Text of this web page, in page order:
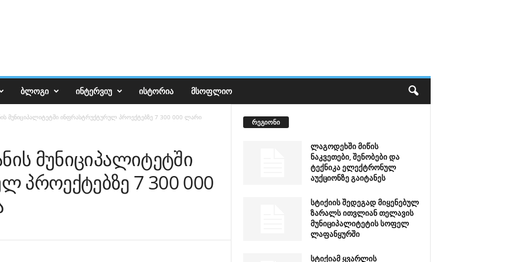
ᲑᲚᲝᲒᲘ ᲘᲜᲢᲔᲠᲕᲘᲣ ᲘᲡᲢᲝᲠᲘᲐ ᲛᲡᲝᲤᲚᲘᲝ
მუნიციპალიტეტში ინფრასტრუქტურულ პროექტებზე 7 300 000 ლარი
მუნიციპალიტეტში
პროექტებზე 7 300 000
რეგიონი
ლაგოდეხში მიწის
ნაკვეთები, შენობები და
ტექნიკა ელექტრონულ
აუქციონზე გაიტანეს
სტიქიის შედეგად მიყენებულ
ზარალს ითვლიან თელავის
მუნიციპალიტეტის სოფელ
ლაფანყურში
სტიქიამ ყვარლის